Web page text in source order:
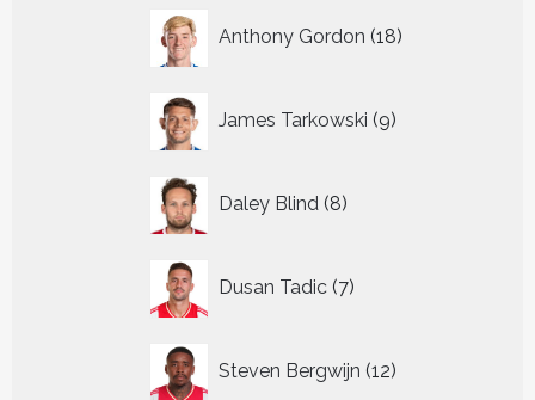
Anthony Gordon 18
producten
James Tarkowski 9
producten
Daley Blind 8
producten
Dusan Tadic 7
producten
Steven Bergwijn 12
producten